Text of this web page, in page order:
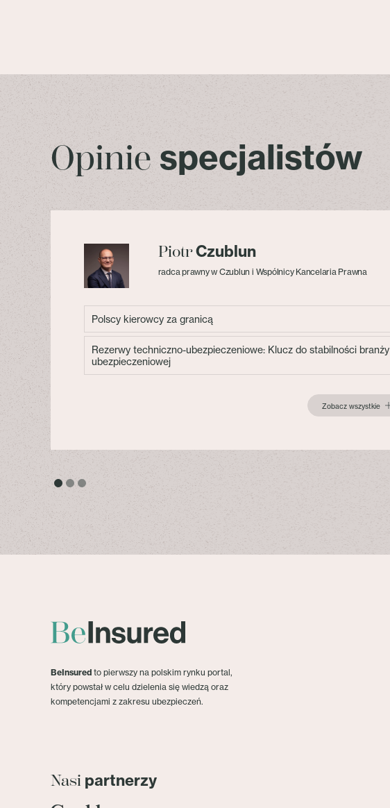
Opinie specjalistów
PiotrCzublun
radca prawny w Czublun i Wspólnicy Kancelaria Prawna
Polscy kierowcy za granicą
Rezerwy techniczno-ubezpieczeniowe: Klucz do stabilności branży
ubezpieczeniowej
Zobacz wszystkie
BeInsured to pierwszy na polskim rynku portal,
który powstał w celu dzielenia się wiedzą oraz
kompetencjami z zakresu ubezpieczeń.
Nasi partnerzy